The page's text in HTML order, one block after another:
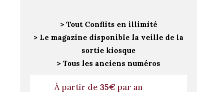
> Tout Conflits en illimité
> Le magazine disponible la veille de la
sortie kiosque
> Tous les anciens numéros
À partir de 35€par an